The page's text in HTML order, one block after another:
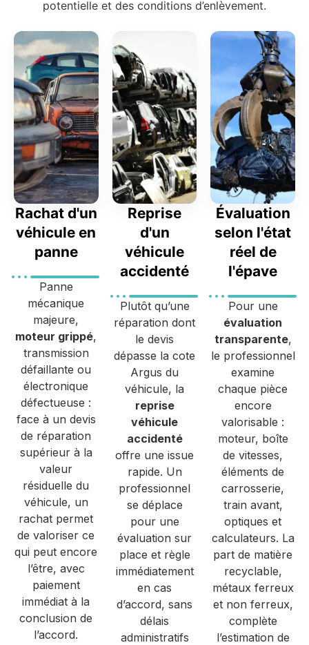
potentielle et des conditions d’enlèvement.
Rachat d'un
véhicule en
panne
Panne
mécanique
majeure,
moteur grippé,
transmission
défaillante ou
électronique
défectueuse :
face à un devis
de réparation
supérieur à la
valeur
résiduelle du
véhicule, un
rachat permet
de valoriser ce
qui peut encore
l’être, avec
paiement
immédiat à la
conclusion de
l’accord.
Reprise
d'un
véhicule
accidenté
Plutôt qu’une
réparation dont
le devis
dépasse la cote
Argus du
véhicule, la
reprise
véhicule
accidenté
offre une issue
rapide. Un
professionnel
se déplace
pour une
évaluation sur
place et règle
immédiatement
en cas
d’accord, sans
délais
administratifs
Évaluation
selon l'état
réel de
l'épave
Pour une
évaluation
transparente,
le professionnel
examine
chaque pièce
encore
valorisable :
moteur, boîte
de vitesses,
éléments de
carrosserie,
train avant,
optiques et
calculateurs. La
part de matière
recyclable,
métaux ferreux
et non ferreux,
complète
l’estimation de